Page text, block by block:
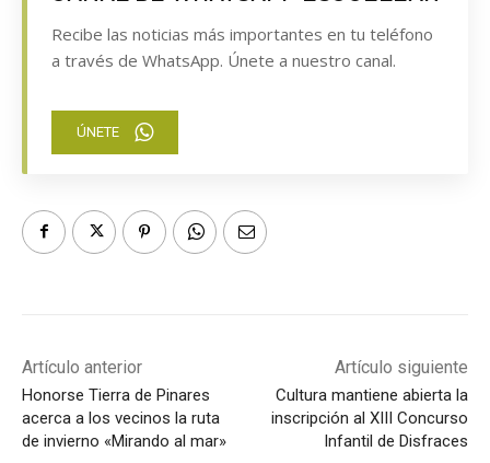
Recibe las noticias más importantes en tu teléfono
a través de WhatsApp. Únete a nuestro canal.
ÚNETE
Artículo anterior
Honorse Tierra de Pinares
acerca a los vecinos la ruta
de invierno «Mirando al mar»
Artículo siguiente
Cultura mantiene abierta la
inscripción al XIII Concurso
Infantil de Disfraces